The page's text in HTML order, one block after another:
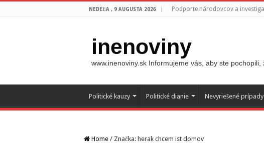
NEDEĽA , 9 AUGUSTA 2026 Podporte národovcov a
inenoviny
www.inenoviny.sk Informujeme vás, aby ste
Politické kauzy Politické dianie Nevyriešené prípady
Home / Značka: herak chcem ist domov